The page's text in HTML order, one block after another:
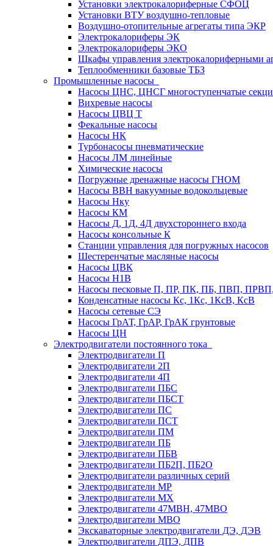
Установки электрокалориферные СФОЦ
Установки ВТУ воздушно-тепловые
Воздушно-отопительные агрегаты типа ЭКР
Электрокалориферы ЭК
Электрокалориферы ЭКО
Шкафы управления электрокалориферными
Теплообменники базовые ТБЗ
Промышленные насосы
Насосы ЦНС, ЦНСГ многоступенчатые
Вихревые насосы
Насосы ЦВЦ Т
Фекальные насосы
Насосы НК
Турбонасосы пневматические
Насосы ЛМ линейные
Химические насосы
Погружные дренажные насосы ГНОМ
Насосы ВВН вакуумные водокольцевые
Насосы Нку
Насосы КМ
Насосы Д, 1Д, 4Д двухстороннего входа
Насосы консольные К
Станции управления для погружных насосов
Шестеренчатые масляные насосы
Насосы ЦВК
Насосы Н1В
Насосы песковые П, ПР, ПК, ПБ, ПВП,
Конденсатные насосы Кс, 1Кс, 1КсВ, КсВ
Насосы сетевые СЭ
Насосы ГрАТ, ГрАР, ГрАК грунтовые
Насосы ЦН
Электродвигатели постоянного тока
Электродвигатели П
Электродвигатели 2П
Электродвигатели 4П
Электродвигатели ПБС
Электродвигатели ПБСТ
Электродвигатели ПС
Электродвигатели ПСТ
Электродвигатели ПМ
Электродвигатели ПБ
Электродвигатели ПБВ
Электродвигатели ПБ2П, ПБ2О
Электродвигатели различных серий
Электродвигатели МР
Электродвигатели MX
Электродвигатели 47MBH, 47МВО
Электродвигатели MBO
Экскаваторные электродвигатели ДЭ, ДЭВ
Электродвигатели ДПЭ, ДПВ